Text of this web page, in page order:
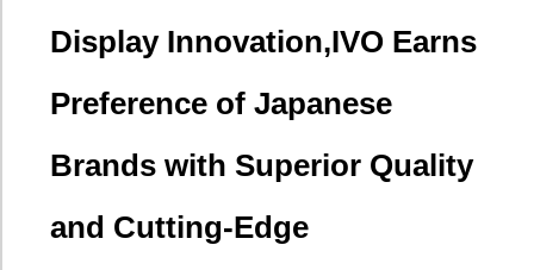
Display Innovation,IVO Earns
Preference of Japanese
Brands with Superior Quality
and Cutting-Edge